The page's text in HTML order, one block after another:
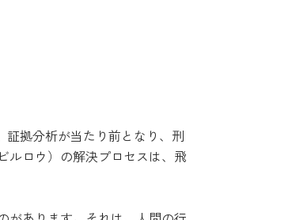
拠分析が当たり前となり、刑
ルロウ）の解決プロセスは、飛